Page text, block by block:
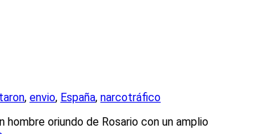
, envio, España, narcotráfico
oriundo de Rosario con un amplio